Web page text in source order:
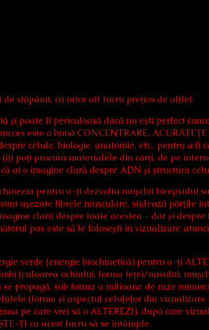
de stăpânit, ca orice alt lucru prețios de altfel.
și poate fi periculoasă dacă nu ești perfect
este o bună CONCENTRARE,
celule, biologie, anatomie, etc., pentru a fi
poți procura materialele din cărți, de pe
ai o imagine clară despre ADN și structura
pentru a-ți dezvolta mușchii bicepsului
așezate fibrele musculare, sudează părțile
clară despre toate acestea – dar și
pas este să le folosești în vizualizare
verde (energie biochinetică) pentru a-ți
(culoarea ochiului, forma feței/nasului,
propagă, sub forma a milioane de raze
(forma și aspectul celulelor din vizualizare
pe care vrei să o ALTEREZI), după care
ŢI ca acest lucru să se întâmple.